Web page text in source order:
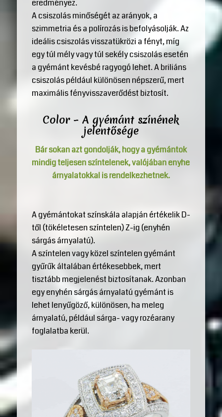
eredményez.
A csiszolás minőségét az arányok, a
szimmetria és a polírozás is befolyásolják. Az
ideális csiszolás visszatükrözi a fényt, míg
egy túl mély vagy túl sekély csiszolás esetén
a gyémánt kevésbé ragyogó lehet. A briliáns
csiszolás például különösen népszerű, mert
maximális fényvisszaverődést biztosít.
Color – A gyémánt színének
jelentősége
Bár sokan azt gondolják, hogy a gyémántok
mindig teljesen színtelenek, valójában enyhe
árnyalatokkal is rendelkezhetnek.
A gyémántokat színskála alapján értékelik D-
től (tökéletesen színtelen) Z-ig (enyhén
sárgás árnyalatú).
A színtelen vagy közel színtelen gyémánt
gyűrűk általában értékesebbek, mert
tisztább megjelenést biztosítanak. Azonban
egy enyhén sárgás árnyalatú gyémánt is
lehet lenyűgöző, különösen, ha meleg
árnyalatú, például sárga- vagy rozéarany
foglalatba kerül.